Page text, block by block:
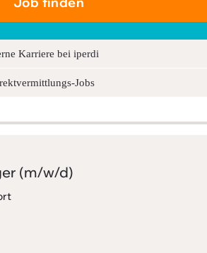
Karriere bei iperdi
Jobs
(m/w/d)